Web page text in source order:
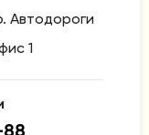
Автодороги
1